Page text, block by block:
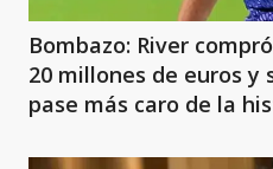
Bombazo: River
20 millones de euros y
pase más caro de la